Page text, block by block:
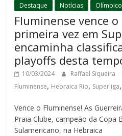
Destaque Notícias Olímpico
Fluminense vence
primeira vez em
encaminha
playoffs desta
10/03/2024 Raffael Siqueira
Fluminense, Hebraica Rio, Superliga,
Vence o Fluminense! As
Praia Clube, campeão da Copa
Sulamericano, na Hebraica